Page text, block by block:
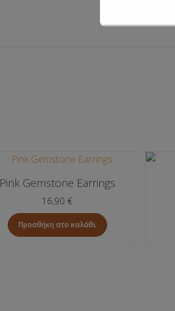
Pink Gemstone Earrings
16,90 €
Προσθήκη στο καλάθι